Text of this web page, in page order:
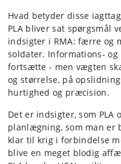
Hvad betyder disse
PLA bliver sat spørgsmål
indsigter i RMA: færre og
soldater. Informations-
fortsætte - men vægten
og størrelse, på
hurtighed og præcision.
Det er indsigter, som PLA
planlægning, som man er
klar til krig i forbindelse
blive en meget blodig